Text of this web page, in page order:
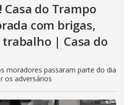
do Trampo
com brigas,
| Casa do
moradores passaram parte do dia
os adversários